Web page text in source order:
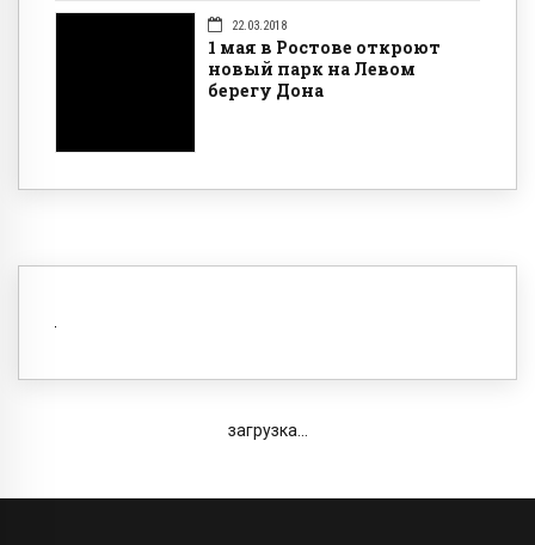
22.03.2018
1 мая в Ростове откроют
новый парк на Левом
берегу Дона
загрузка...